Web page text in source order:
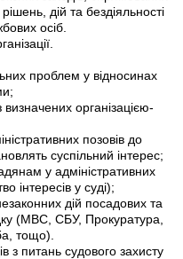
дій та бездіяльності
осіб.
проблем у відносинах
визначених організацією-
позовів до
суспільний інтерес;
у адміністративних
інтересів у суді);
дій посадових та
(МВС, СБУ, Прокуратура,
тощо).
з питань судового захисту